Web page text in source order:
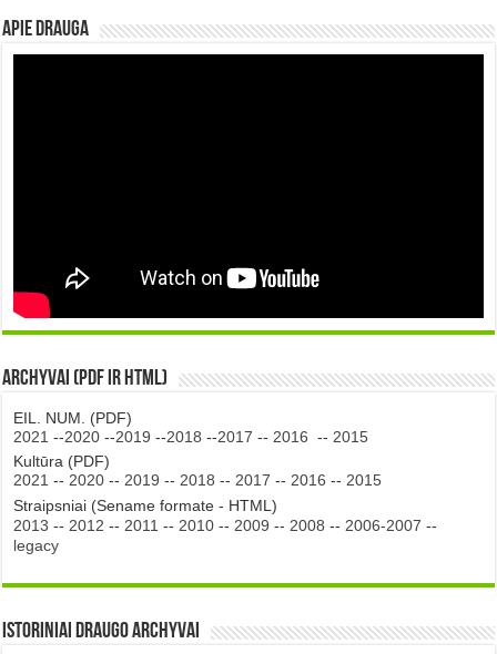
Apie DRAUGA
Archyvai (PDF ir HTML)
EIL. NUM. (PDF)
2021 --2020 --2019 --2018 --2017 -- 2016 -- 2015
Kultūra (PDF)
2021 -- 2020 -- 2019 -- 2018 -- 2017 -- 2016 -- 2015
Straipsniai (Sename formate - HTML)
2013 -- 2012 -- 2011 -- 2010 -- 2009 -- 2008 -- 2006-2007 --
legacy
Istoriniai DRAUGO Archyvai